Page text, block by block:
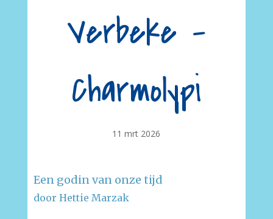
Verbeke –
Charmolypi
11 mrt 2026
Een godin van onze tijd
door Hettie Marzak